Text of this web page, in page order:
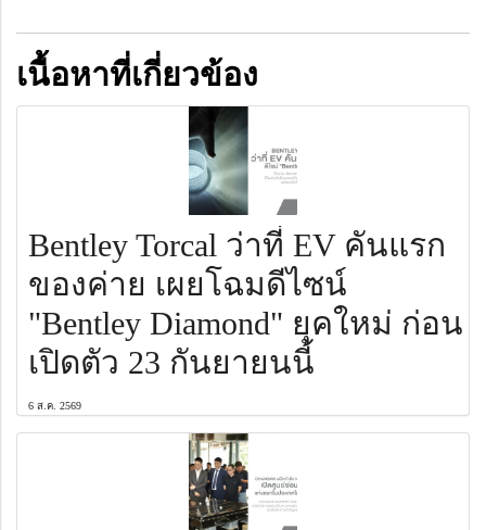
เนื้อหาที่เกี่ยวข้อง
Bentley Torcal ว่าที่ EV คันแรก
ของค่าย เผยโฉมดีไซน์
"Bentley Diamond" ยุคใหม่ ก่อน
เปิดตัว 23 กันยายนนี้
6 ส.ค. 2569